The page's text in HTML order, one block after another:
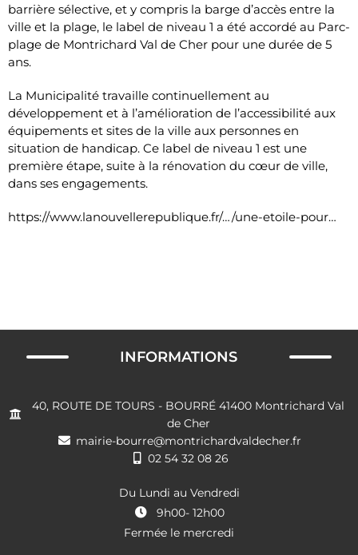
barrière sélective, et y compris la barge d’accès entre la
ville et la plage, le label de niveau 1 a été accordé au Parc-
plage de Montrichard Val de Cher pour une durée de 5
ans.
La Municipalité travaille continuellement au
développement et à l’amélioration de l’accessibilité aux
équipements et sites de la ville aux personnes en
situation de handicap. Ce label de niveau 1 est une
première étape, suite à la rénovation du cœur de ville,
dans ses engagements.
https://www.lanouvellerepublique.fr/…/une-etoile-pour…
INFORMATIONS
40, ROUTE DE TOURS - BOURRÉ 41400 Montrichard Val
de Cher
mairie-bourre@montrichardvaldecher.fr
02 54 32 08 26
Du Lundi au Vendredi
9h00- 12h00
Fermée le mercredi